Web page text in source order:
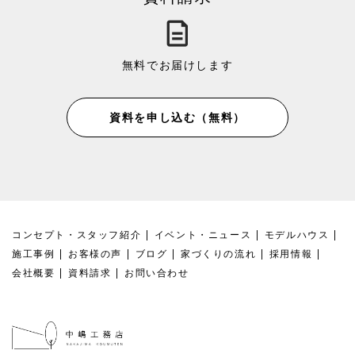
無料でお届けします
資料を申し込む（無料）
コンセプト・スタッフ紹介 イベント・ニュース
モデルハウス
施工事例
お客様の声 ブログ 家づくりの流れ
採用情報
会社概要
資料請求 お問い合わせ